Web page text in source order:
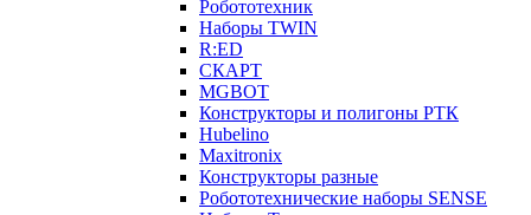
Робототехник
Наборы TWIN
R:ED
СКАРТ
MGBOT
Конструкторы и полигоны РТК
Hubelino
Maxitronix
Конструкторы разные
Робототехнические наборы SENSE